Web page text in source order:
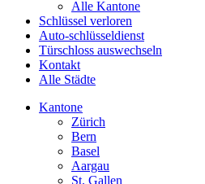
Alle Kantone
Schlüssel verloren
Auto-schlüsseldienst
Türschloss auswechseln
Kontakt
Alle Städte
Kantone
Zürich
Bern
Basel
Aargau
St. Gallen